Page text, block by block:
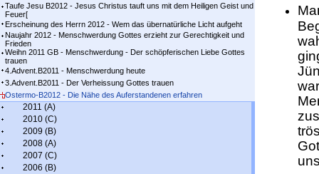
Taufe Jesu B2012 - Jesus Christus tauft uns mit dem Heiligen Geist und
Feuer[
Erscheinung des Herrn 2012 - Wem das übernatürliche Licht aufgeht
Naujahr 2012 - Menschwerdung Gottes erzieht zur Gerechtigkeit und
Frieden
Weihn 2011 GB - Menschwerdung - Der schöpferischen Liebe Gottes
trauen
4.Advent.B2011 - Menschwerdung heute
3.Advent.B2011 - Der Verheissung Gottes trauen
Ostermo-B2012 - Die Nähe des Auferstandenen erfahren
2011 (A)
2010 (C)
2009 (B)
2008 (A)
2007 (C)
2006 (B)